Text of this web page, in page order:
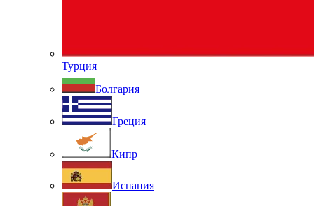
Турция
Болгария
Греция
Кипр
Испания